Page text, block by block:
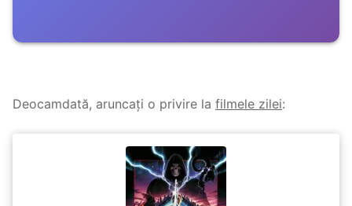
Deocamdată, aruncați o privire la filmele zilei: